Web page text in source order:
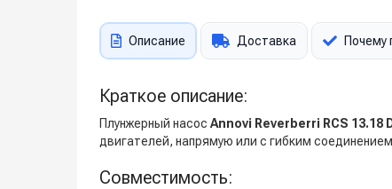
Описание Доставка Почему
Краткое описание:
Плунжерный насос Annovi Reverberri RCS 13.18
двигателей, напрямую или с гибким
Совместимость: